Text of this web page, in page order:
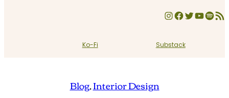
InstagramFacebook Twitter YouTube Spotify Feed RSS
Ko-Fi Substack
Blog, Interior Design